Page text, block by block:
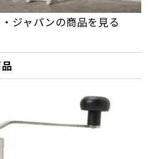
ジャパンの商品を見る